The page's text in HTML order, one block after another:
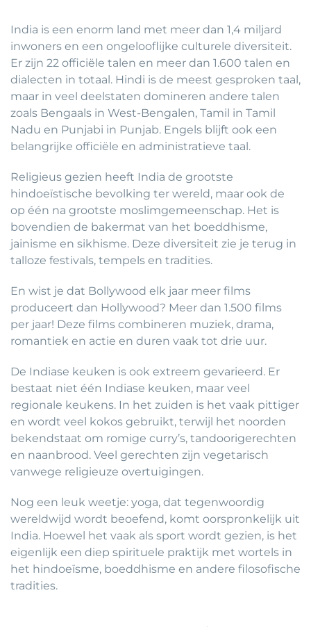
India is een enorm land met meer dan 1,4 miljard
inwoners en een ongelooflijke culturele diversiteit.
Er zijn 22 officiële talen en meer dan 1.600 talen en
dialecten in totaal. Hindi is de meest gesproken taal,
maar in veel deelstaten domineren andere talen
zoals Bengaals in West-Bengalen, Tamil in Tamil
Nadu en Punjabi in Punjab. Engels blijft ook een
belangrijke officiële en administratieve taal.
Religieus gezien heeft India de grootste
hindoeïstische bevolking ter wereld, maar ook de
op één na grootste moslimgemeenschap. Het is
bovendien de bakermat van het boeddhisme,
jainisme en sikhisme. Deze diversiteit zie je terug in
talloze festivals, tempels en tradities.
En wist je dat Bollywood elk jaar meer films
produceert dan Hollywood? Meer dan 1.500 films
per jaar! Deze films combineren muziek, drama,
romantiek en actie en duren vaak tot drie uur.
De Indiase keuken is ook extreem gevarieerd. Er
bestaat niet één Indiase keuken, maar veel
regionale keukens. In het zuiden is het vaak pittiger
en wordt veel kokos gebruikt, terwijl het noorden
bekendstaat om romige curry’s, tandoorigerechten
en naanbrood. Veel gerechten zijn vegetarisch
vanwege religieuze overtuigingen.
Nog een leuk weetje: yoga, dat tegenwoordig
wereldwijd wordt beoefend, komt oorspronkelijk uit
India. Hoewel het vaak als sport wordt gezien, is het
eigenlijk een diep spirituele praktijk met wortels in
het hindoeïsme, boeddhisme en andere filosofische
tradities.